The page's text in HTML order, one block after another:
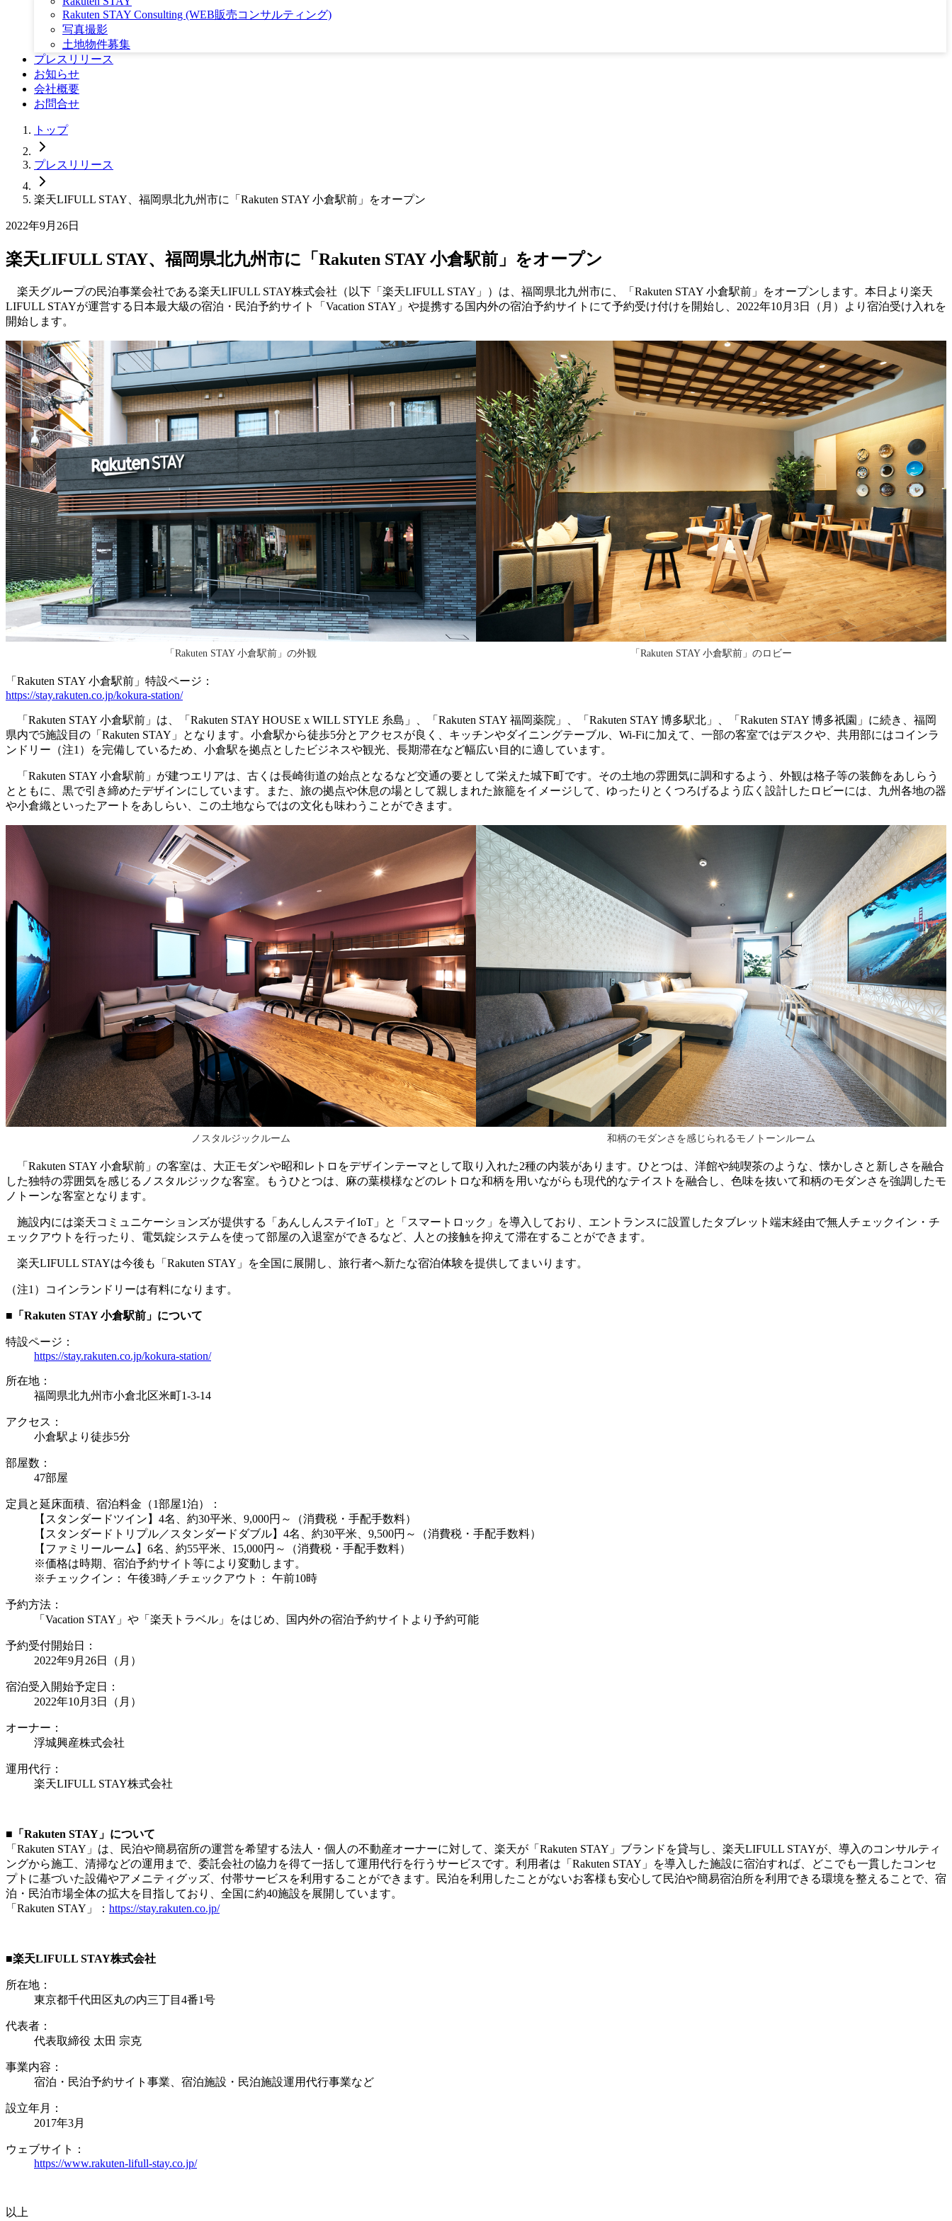
Rakuten STAY Consulting (WEB販売コンサルティング)
写真撮影
土地物件募集
プレスリリース
お知らせ
会社概要
お問合せ
トップ
プレスリリース
楽天LIFULL STAY、福岡県北九州市に「Rakuten STAY 小倉駅前」をオープン
2022年9月26日
楽天LIFULL STAY、福岡県北九州市に「Rakuten STAY 小倉駅前」をオープン
楽天グループの民泊事業会社である楽天LIFULL STAY株式会社（以下「楽天LIFULL STAY」）は、福岡県北九州市に、「Rakuten STAY 小倉駅前」をオープンします。本日より楽天
LIFULL STAYが運営する日本最大級の宿泊・民泊予約サイト「Vacation STAY」や提携する国内外の宿泊予約サイトにて予約受け付けを開始し、2022年10月3日（月）より宿泊受け入れを
開始します。
「Rakuten STAY 小倉駅前」の外観 「Rakuten STAY 小倉駅前」のロビー
「Rakuten STAY 小倉駅前」特設ページ：
https://stay.rakuten.co.jp/kokura-station/
「Rakuten STAY 小倉駅前」は、「Rakuten STAY HOUSE x WILL STYLE 糸島」、「Rakuten STAY 福岡薬院」、「Rakuten STAY 博多駅北」、「Rakuten STAY 博多祇園」に続き、福岡
県内で5施設目の「Rakuten STAY」となります。小倉駅から徒歩5分とアクセスが良く、キッチンやダイニングテーブル、Wi-Fiに加えて、一部の客室ではデスクや、共用部にはコインラ
ンドリー（注1）を完備しているため、小倉駅を拠点としたビジネスや観光、長期滞在など幅広い目的に適しています。
「Rakuten STAY 小倉駅前」が建つエリアは、古くは長崎街道の始点となるなど交通の要として栄えた城下町です。その土地の雰囲気に調和するよう、外観は格子等の装飾をあしらう
とともに、黒で引き締めたデザインにしています。また、旅の拠点や休息の場として親しまれた旅籠をイメージして、ゆったりとくつろげるよう広く設計したロビーには、九州各地の器
や小倉織といったアートをあしらい、この土地ならではの文化も味わうことができます。
ノスタルジックルーム 和柄のモダンさを感じられるモノトーンルーム
「Rakuten STAY 小倉駅前」の客室は、大正モダンや昭和レトロをデザインテーマとして取り入れた2種の内装があります。ひとつは、洋館や純喫茶のような、懐かしさと新しさを融合
した独特の雰囲気を感じるノスタルジックな客室。もうひとつは、麻の葉模様などのレトロな和柄を用いながらも現代的なテイストを融合し、色味を抜いて和柄のモダンさを強調したモ
ノトーンな客室となります。
施設内には楽天コミュニケーションズが提供する「あんしんステイIoT」と「スマートロック」を導入しており、エントランスに設置したタブレット端末経由で無人チェックイン・チ
ェックアウトを行ったり、電気錠システムを使って部屋の入退室ができるなど、人との接触を抑えて滞在することができます。
楽天LIFULL STAYは今後も「Rakuten STAY」を全国に展開し、旅行者へ新たな宿泊体験を提供してまいります。
（注1）コインランドリーは有料になります。
■「Rakuten STAY 小倉駅前」について
特設ページ：
https://stay.rakuten.co.jp/kokura-station/
所在地：
福岡県北九州市小倉北区米町1-3-14
アクセス：
小倉駅より徒歩5分
部屋数：
47部屋
定員と延床面積、宿泊料金（1部屋1泊）：
【スタンダードツイン】4名、約30平米、9,000円～（消費税・手配手数料）
【スタンダードトリプル／スタンダードダブル】4名、約30平米、9,500円～（消費税・手配手数料）
【ファミリールーム】6名、約55平米、15,000円～（消費税・手配手数料）
※価格は時期、宿泊予約サイト等により変動します。
※チェックイン： 午後3時／チェックアウト： 午前10時
予約方法：
「Vacation STAY」や「楽天トラベル」をはじめ、国内外の宿泊予約サイトより予約可能
予約受付開始日：
2022年9月26日（月）
宿泊受入開始予定日：
2022年10月3日（月）
オーナー：
浮城興産株式会社
運用代行：
楽天LIFULL STAY株式会社
■「Rakuten STAY」について
「Rakuten STAY」は、民泊や簡易宿所の運営を希望する法人・個人の不動産オーナーに対して、楽天が「Rakuten STAY」ブランドを貸与し、楽天LIFULL STAYが、導入のコンサルティ
ングから施工、清掃などの運用まで、委託会社の協力を得て一括して運用代行を行うサービスです。利用者は「Rakuten STAY」を導入した施設に宿泊すれば、どこでも一貫したコンセ
プトに基づいた設備やアメニティグッズ、付帯サービスを利用することができます。民泊を利用したことがないお客様も安心して民泊や簡易宿泊所を利用できる環境を整えることで、宿
泊・民泊市場全体の拡大を目指しており、全国に約40施設を展開しています。
「Rakuten STAY」： https://stay.rakuten.co.jp/
■楽天LIFULL STAY株式会社
所在地：
東京都千代田区丸の内三丁目4番1号
代表者：
代表取締役 太田 宗克
事業内容：
宿泊・民泊予約サイト事業、宿泊施設・民泊施設運用代行事業など
設立年月：
2017年3月
ウェブサイト：
https://www.rakuten-lifull-stay.co.jp/
以上